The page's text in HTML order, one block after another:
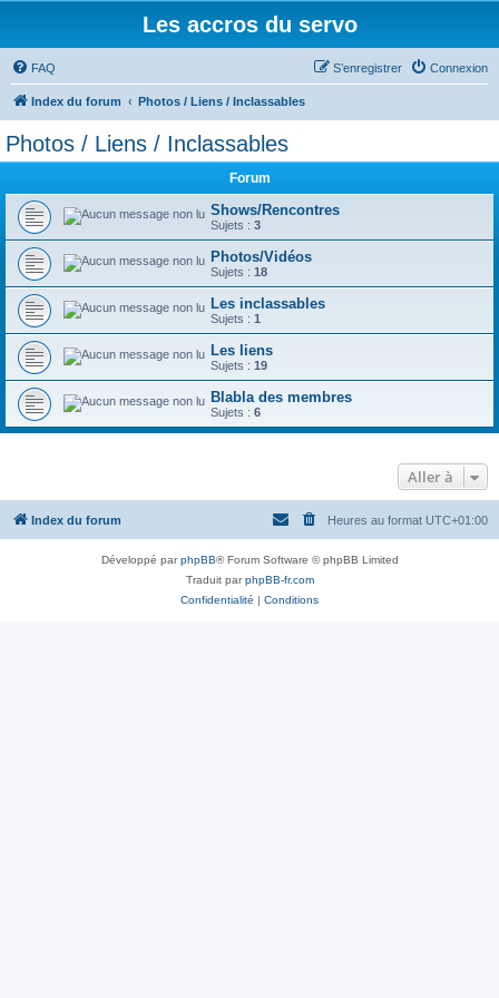
Les accros du servo
FAQ Connexion
S’enregistrer
Index du forum Photos / Liens / Inclassables
Photos / Liens / Inclassables
Forum
Shows/Rencontres
Sujets : 3
Photos/Vidéos
Sujets : 18
Les inclassables
Sujets : 1
Les liens
Sujets : 19
Blabla des membres
Sujets : 6
Aller à
Index du forum Heures au format UTC+01:00
Développé parphpBB® Forum Software © phpBB Limited
Traduit parphpBB-fr.com
Confidentialité | Conditions